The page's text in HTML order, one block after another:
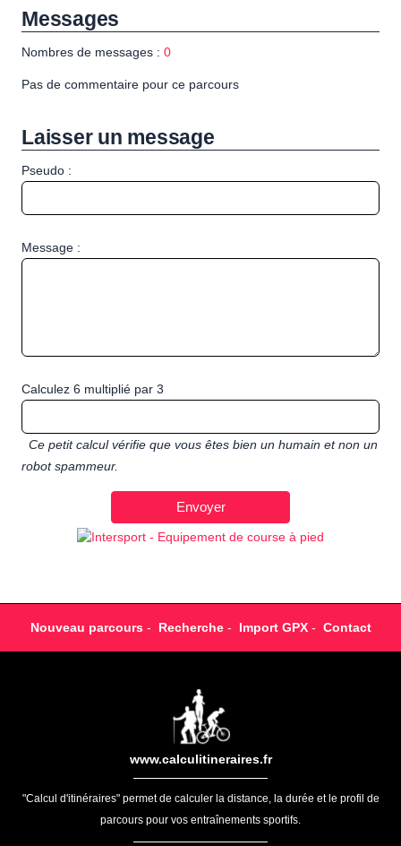
Messages
Nombres de messages : 0
Pas de commentaire pour ce parcours
Laisser un message
Pseudo :
Message :
Calculez 6 multiplié par 3
Ce petit calcul vérifie que vous êtes bien un humain et non un
robot spammeur.
Nouveau parcours- Recherche- Import GPX- Contact
www.calculitineraires.fr
"Calcul d'itinéraires" permet de calculer la distance, la durée et le profil de
parcours pour vos entraînements sportifs.